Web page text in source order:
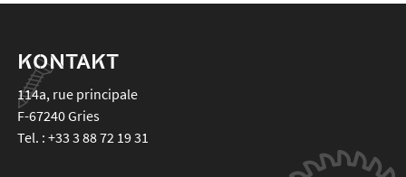
KONTAKT
114a, rue principale
F-67240Gries
Tel. : +33 3 88 72 19 31